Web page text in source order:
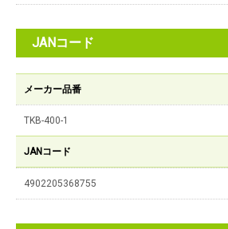
JANコード
メーカー品番
TKB-400-1
JANコード
4902205368755